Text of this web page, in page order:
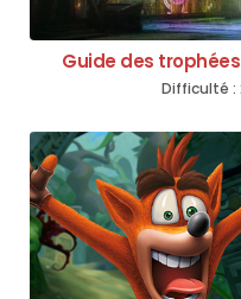
Guide des
Difficulté :